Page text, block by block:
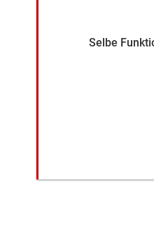
Selbe